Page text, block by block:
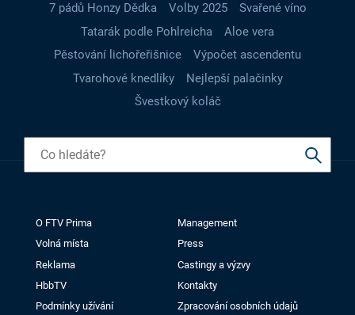
7 pádů Honzy Dědka
Volby 2025
Svařené víno
Tatarák podle Pohlreicha
Aloe vera
Pěstování lichořeřišnice
Výpočet ascendentu
Tvarohové knedlíky
Nejlepší palačinky
Švestkový koláč
O FTV Prima
Management
Volná místa
Press
Reklama
Castingy a výzvy
HbbTV
Kontakty
Podmínky užívání
Zpracování osobních údajů